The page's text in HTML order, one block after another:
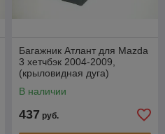
Багажник Атлант для Mazda
3 хетчбэк 2004-2009,
(крыловидная дуга)
В наличии
437 руб.